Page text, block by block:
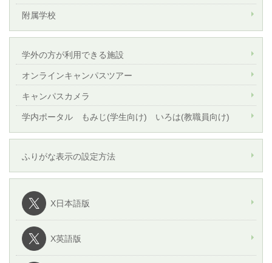
附属学校
学外の方が利用できる施設
オンラインキャンパスツアー
キャンパスカメラ
学内ポータル もみじ(学生向け) いろは(教職員向け)
ふりがな表示の設定方法
X日本語版
X英語版